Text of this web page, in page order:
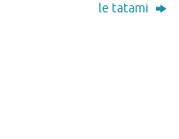
le tatami